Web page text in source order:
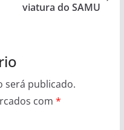
viatura do SAMU
será publicado.
com *